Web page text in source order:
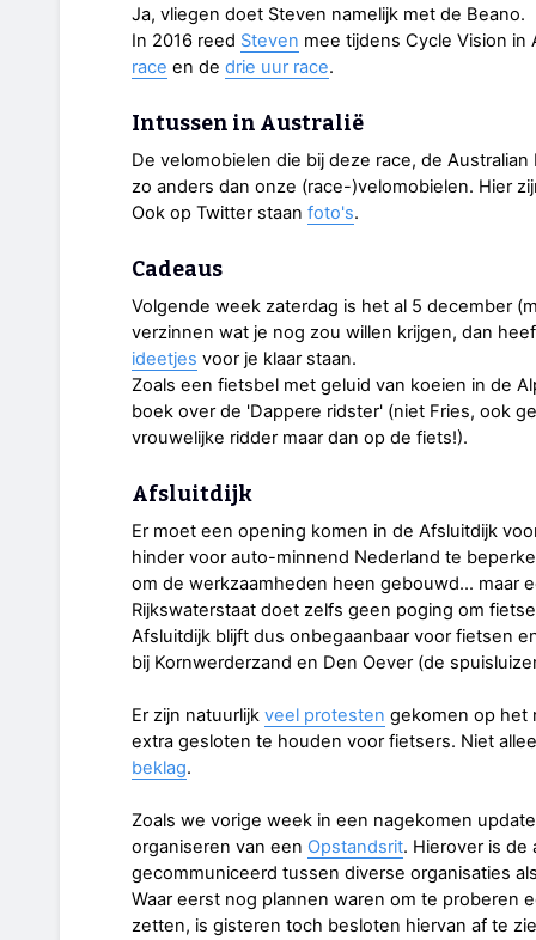
Ja, vliegen doet Steven namelijk met de Beano.
In 2016 reed Steven mee tijdens Cycle Vision
race en de drie uur race.
Intussen in Australië
De velomobielen die bij deze race, de
zo anders dan onze (race-)velomobielen. Hier
Ook op Twitter staan foto's.
Cadeaus
Volgende week zaterdag is het al 5 december
verzinnen wat je nog zou willen krijgen, dan
ideetjes voor je klaar staan.
Zoals een fietsbel met geluid van koeien in de
boek over de 'Dappere ridster' (niet Fries, ook
vrouwelijke ridder maar dan op de fiets!).
Afsluitdijk
Er moet een opening komen in de Afsluitdijk
hinder voor auto-minnend Nederland te
om de werkzaamheden heen gebouwd... maar
Rijkswaterstaat doet zelfs geen poging om
Afsluitdijk blijft dus onbegaanbaar voor fietsen
bij Kornwerderzand en Den Oever (de
Er zijn natuurlijk veel protesten gekomen op het
extra gesloten te houden voor fietsers. Niet
beklag.
Zoals we vorige week in een nagekomen
organiseren van een Opstandsrit. Hierover is
gecommuniceerd tussen diverse organisaties
Waar eerst nog plannen waren om te proberen
zetten, is gisteren toch besloten hiervan af te